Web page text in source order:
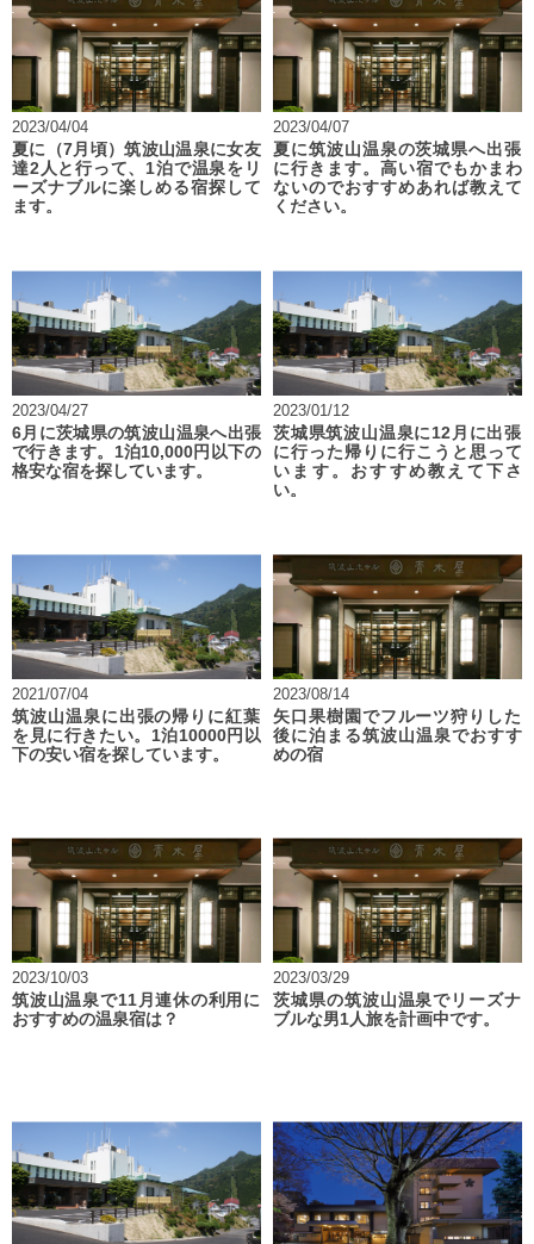
2023/04/04
夏に（7月頃）筑波山温泉に女友
達2人と行って、1泊で温泉をリ
ーズナブルに楽しめる宿探して
ます。
2023/04/07
夏に筑波山温泉の茨城県へ出張
に行きます。高い宿でもかまわ
ないのでおすすめあれば教えて
ください。
2023/04/27
6月に茨城県の筑波山温泉へ出張
で行きます。1泊10,000円以下の
格安な宿を探しています。
2023/01/12
茨城県筑波山温泉に12月に出張
に行った帰りに行こうと思って
います。おすすめ教えて下さ
い。
2021/07/04
筑波山温泉に出張の帰りに紅葉
を見に行きたい。1泊10000円以
下の安い宿を探しています。
2023/08/14
矢口果樹園でフルーツ狩りした
後に泊まる筑波山温泉でおすす
めの宿
2023/10/03
筑波山温泉で11月連休の利用に
おすすめの温泉宿は？
2023/03/29
茨城県の筑波山温泉でリーズナ
ブルな男1人旅を計画中です。